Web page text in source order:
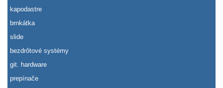
kapodastre
brnkátka
slide
bezdrôtové systémy
git. hardware
prepínače